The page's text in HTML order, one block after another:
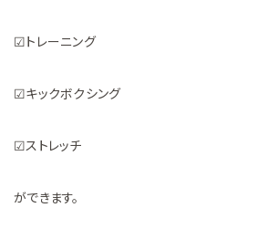
☑トレーニング
☑キックボクシング
☑ストレッチ
ができます。